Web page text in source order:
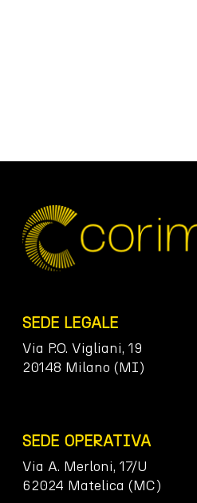
SEDE LEGALE
Via P.O. Vigliani, 19
20148 Milano (MI)
SEDE OPERATIVA
Via A. Merloni, 17/U
62024 Matelica (MC)